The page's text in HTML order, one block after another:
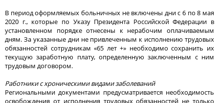
В период оформляемых больничных не включены дни с 6 по 8 мая
2020 г., которые по Указу Президента Российской Федерации в
установленном порядке отнесены к нерабочим оплачиваемым
дням. За указанные дни не привлеченным к исполнению трудовых
обязанностей сотрудникам «65 лет +» необходимо сохранить их
текущую заработную плату, определенную заключенным с ним
трудовым договором.
Работники с хроническими видами заболеваний
Региональными документами предусматривается необходимость
освобождения от исполнения трудовых обязанностей не только